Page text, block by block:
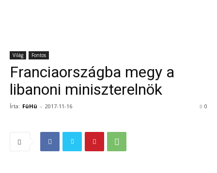
Világ Fontos
Franciaországba megy a
libanoni miniszterelnök
Írta: FüHü - 2017-11-16 0